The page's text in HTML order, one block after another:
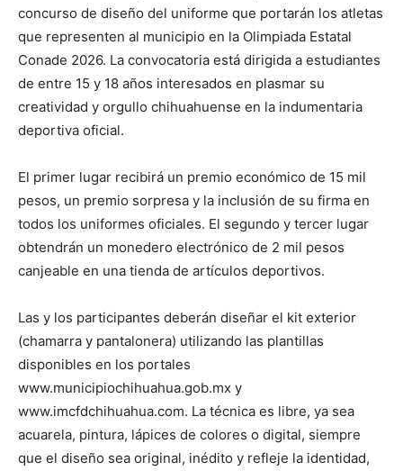
concurso de diseño del uniforme que portarán los atletas
que representen al municipio en la Olimpiada Estatal
Conade 2026. La convocatoria está dirigida a estudiantes
de entre 15 y 18 años interesados en plasmar su
creatividad y orgullo chihuahuense en la indumentaria
deportiva oficial.
El primer lugar recibirá un premio económico de 15 mil
pesos, un premio sorpresa y la inclusión de su firma en
todos los uniformes oficiales. El segundo y tercer lugar
obtendrán un monedero electrónico de 2 mil pesos
canjeable en una tienda de artículos deportivos.
Las y los participantes deberán diseñar el kit exterior
(chamarra y pantalonera) utilizando las plantillas
disponibles en los portales
www.municipiochihuahua.gob.mx y
www.imcfdchihuahua.com. La técnica es libre, ya sea
acuarela, pintura, lápices de colores o digital, siempre
que el diseño sea original, inédito y refleje la identidad,